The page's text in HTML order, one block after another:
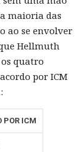
maioria das
ao se envolver
Hellmuth
quatro
por ICM
POR ICM